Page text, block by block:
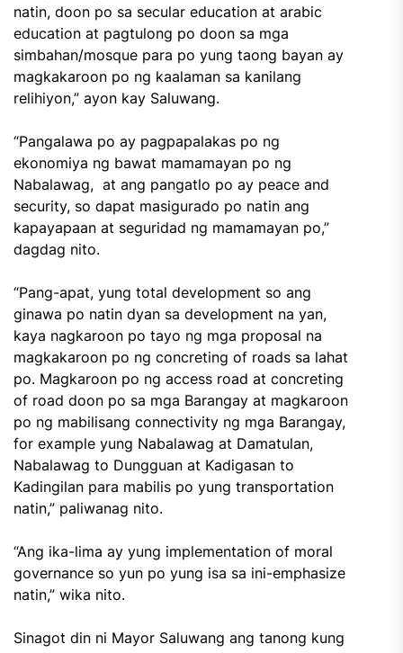
natin, doon po sa secular education at arabic
education at pagtulong po doon sa mga
simbahan/mosque para po yung taong bayan ay
magkakaroon po ng kaalaman sa kanilang
relihiyon,” ayon kay Saluwang.
“Pangalawa po ay pagpapalakas po ng
ekonomiya ng bawat mamamayan po ng
Nabalawag, at ang pangatlo po ay peace and
security, so dapat masigurado po natin ang
kapayapaan at seguridad ng mamamayan po,”
dagdag nito.
“Pang-apat, yung total development so ang
ginawa po natin dyan sa development na yan,
kaya nagkaroon po tayo ng mga proposal na
magkakaroon po ng concreting of roads sa lahat
po. Magkaroon po ng access road at concreting
of road doon po sa mga Barangay at magkaroon
po ng mabilisang connectivity ng mga Barangay,
for example yung Nabalawag at Damatulan,
Nabalawag to Dungguan at Kadigasan to
Kadingilan para mabilis po yung transportation
natin,” paliwanag nito.
“Ang ika-lima ay yung implementation of moral
governance so yun po yung isa sa ini-emphasize
natin,” wika nito.
Sinagot din ni Mayor Saluwang ang tanong kung